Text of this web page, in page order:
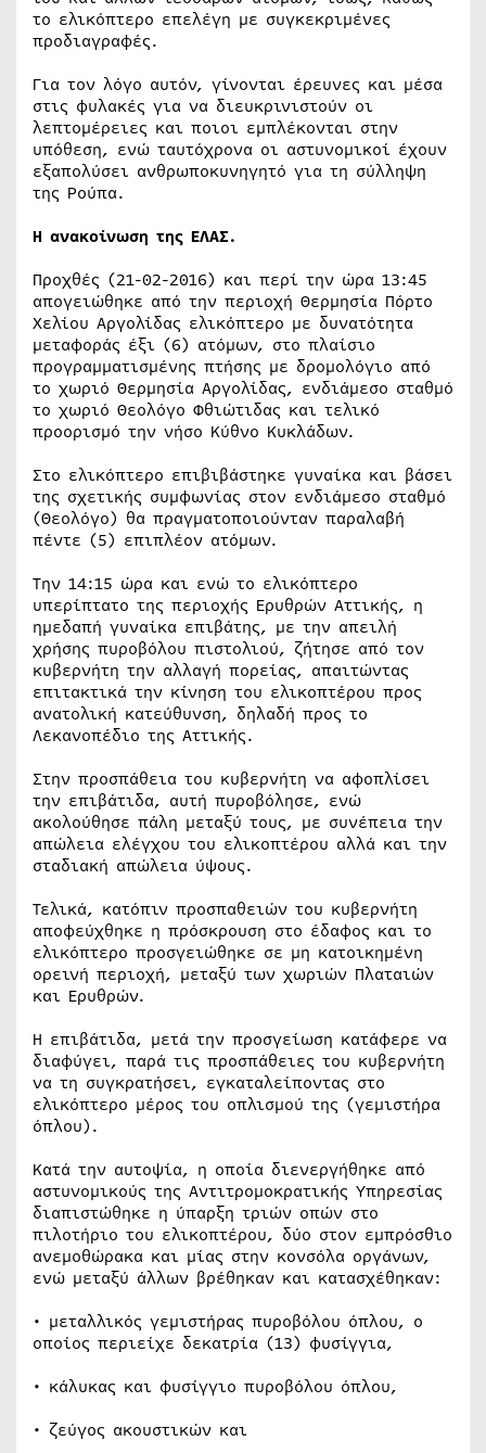
το ελικόπτερο επελέγη με συγκεκριμένες
προδιαγραφές.
Για τον λόγο αυτόν, γίνονται έρευνες και μέσα
στις φυλακές για να διευκρινιστούν οι
λεπτομέρειες και ποιοι εμπλέκονται στην
υπόθεση, ενώ ταυτόχρονα οι αστυνομικοί έχουν
εξαπολύσει ανθρωποκυνηγητό για τη σύλληψη
της Ρούπα.
H ανακοίνωση της ΕΛΑΣ.
Προχθές (21-02-2016) και περί την ώρα 13:45
απογειώθηκε από την περιοχή Θερμησία Πόρτο
Χελίου Αργολίδας ελικόπτερο με δυνατότητα
μεταφοράς έξι (6) ατόμων, στο πλαίσιο
προγραμματισμένης πτήσης με δρομολόγιο από
το χωριό Θερμησία Αργολίδας, ενδιάμεσο σταθμό
το χωριό Θεολόγο Φθιώτιδας και τελικό
προορισμό την νήσο Κύθνο Κυκλάδων.
Στο ελικόπτερο επιβιβάστηκε γυναίκα και βάσει
της σχετικής συμφωνίας στον ενδιάμεσο σταθμό
(Θεολόγο) θα πραγματοποιούνταν παραλαβή
πέντε (5) επιπλέον ατόμων.
Την 14:15 ώρα και ενώ το ελικόπτερο
υπερίπτατο της περιοχής Ερυθρών Αττικής, η
ημεδαπή γυναίκα επιβάτης, με την απειλή
χρήσης πυροβόλου πιστολιού, ζήτησε από τον
κυβερνήτη την αλλαγή πορείας, απαιτώντας
επιτακτικά την κίνηση του ελικοπτέρου προς
ανατολική κατεύθυνση, δηλαδή προς το
Λεκανοπέδιο της Αττικής.
Στην προσπάθεια του κυβερνήτη να αφοπλίσει
την επιβάτιδα, αυτή πυροβόλησε, ενώ
ακολούθησε πάλη μεταξύ τους, με συνέπεια την
απώλεια ελέγχου του ελικοπτέρου αλλά και την
σταδιακή απώλεια ύψους.
Τελικά, κατόπιν προσπαθειών του κυβερνήτη
αποφεύχθηκε η πρόσκρουση στο έδαφος και το
ελικόπτερο προσγειώθηκε σε μη κατοικημένη
ορεινή περιοχή, μεταξύ των χωριών Πλαταιών
και Ερυθρών.
Η επιβάτιδα, μετά την προσγείωση κατάφερε να
διαφύγει, παρά τις προσπάθειες του κυβερνήτη
να τη συγκρατήσει, εγκαταλείποντας στο
ελικόπτερο μέρος του οπλισμού της (γεμιστήρα
όπλου).
Κατά την αυτοψία, η οποία διενεργήθηκε από
αστυνομικούς της Αντιτρομοκρατικής Υπηρεσίας
διαπιστώθηκε η ύπαρξη τριών οπών στο
πιλοτήριο του ελικοπτέρου, δύο στον εμπρόσθιο
ανεμοθώρακα και μίας στην κονσόλα οργάνων,
ενώ μεταξύ άλλων βρέθηκαν και κατασχέθηκαν:
• μεταλλικός γεμιστήρας πυροβόλου όπλου, ο
οποίος περιείχε δεκατρία (13) φυσίγγια,
• κάλυκας και φυσίγγιο πυροβόλου όπλου,
• ζεύγος ακουστικών και